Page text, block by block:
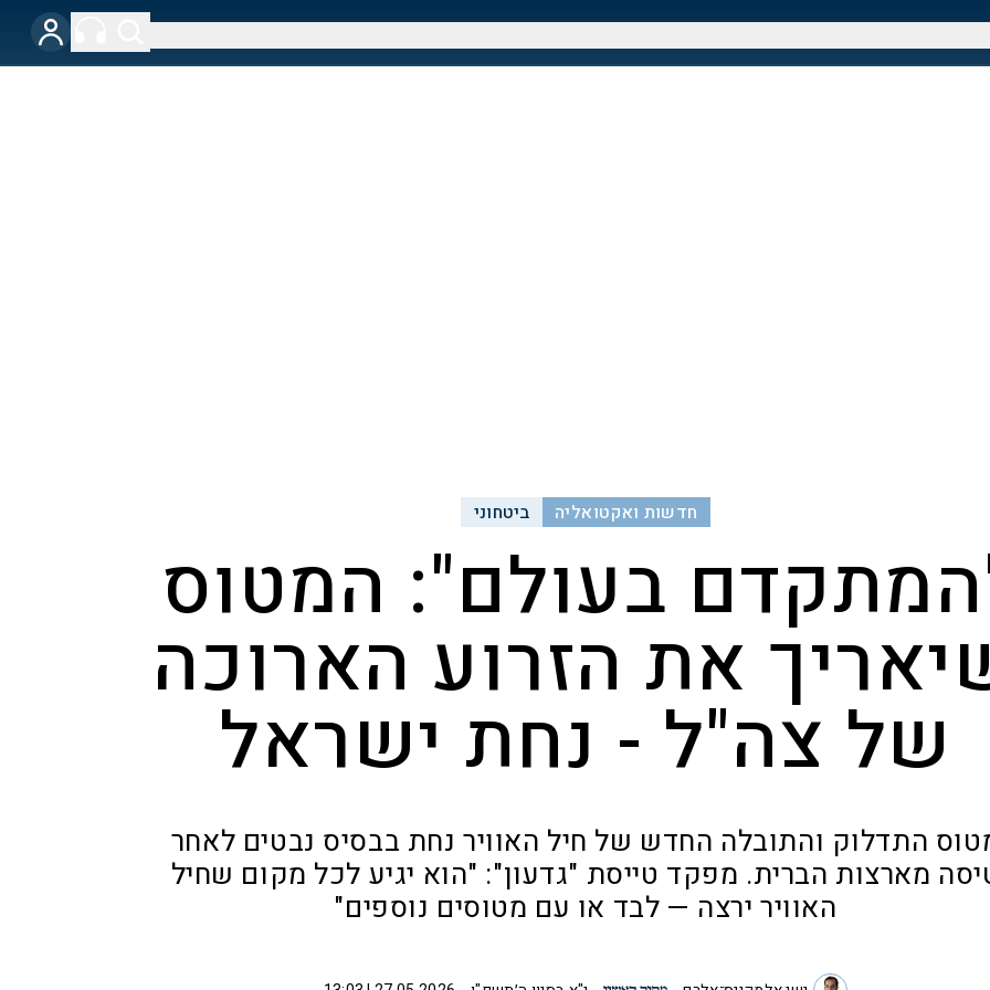
חדשות ואקטואליה ביטחוני
בעולם": המטוס
את הזרוע הארוכה
של צה"ל - נחת ישראל
התדלוק והתובלה החדש של חיל האוויר נחת בבסיס נבטים לאחר
מארצות הברית. מפקד טייסת "גדעון": "הוא יגיע לכל מקום שחיל
האוויר ירצה — לבד או עם מטוסים נוספים"